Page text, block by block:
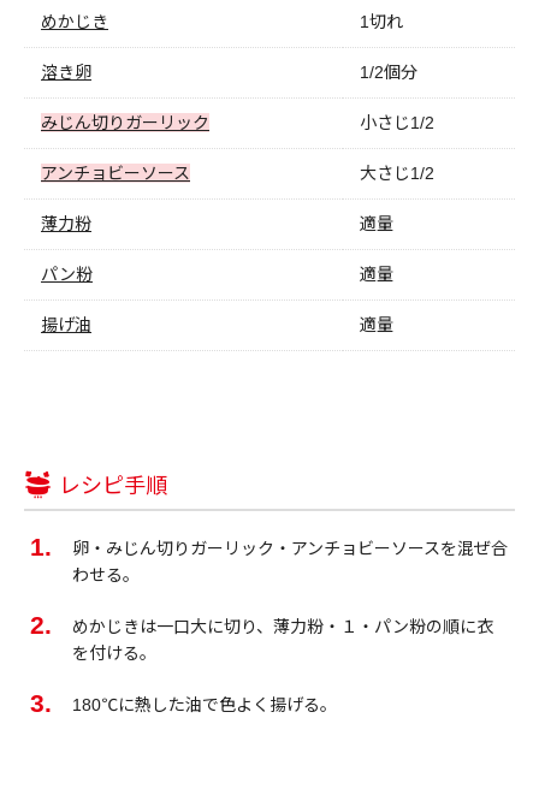
めかじき 1切れ
溶き卵 1/2個分
みじん切りガーリック 小さじ1/2
アンチョビーソース 大さじ1/2
薄力粉 適量
パン粉 適量
揚げ油 適量
レシピ手順
卵・みじん切りガーリック・アンチョビーソースを混ぜ合
わせる。
めかじきは一口大に切り、薄力粉・１・パン粉の順に衣
を付ける。
180℃に熱した油で色よく揚げる。